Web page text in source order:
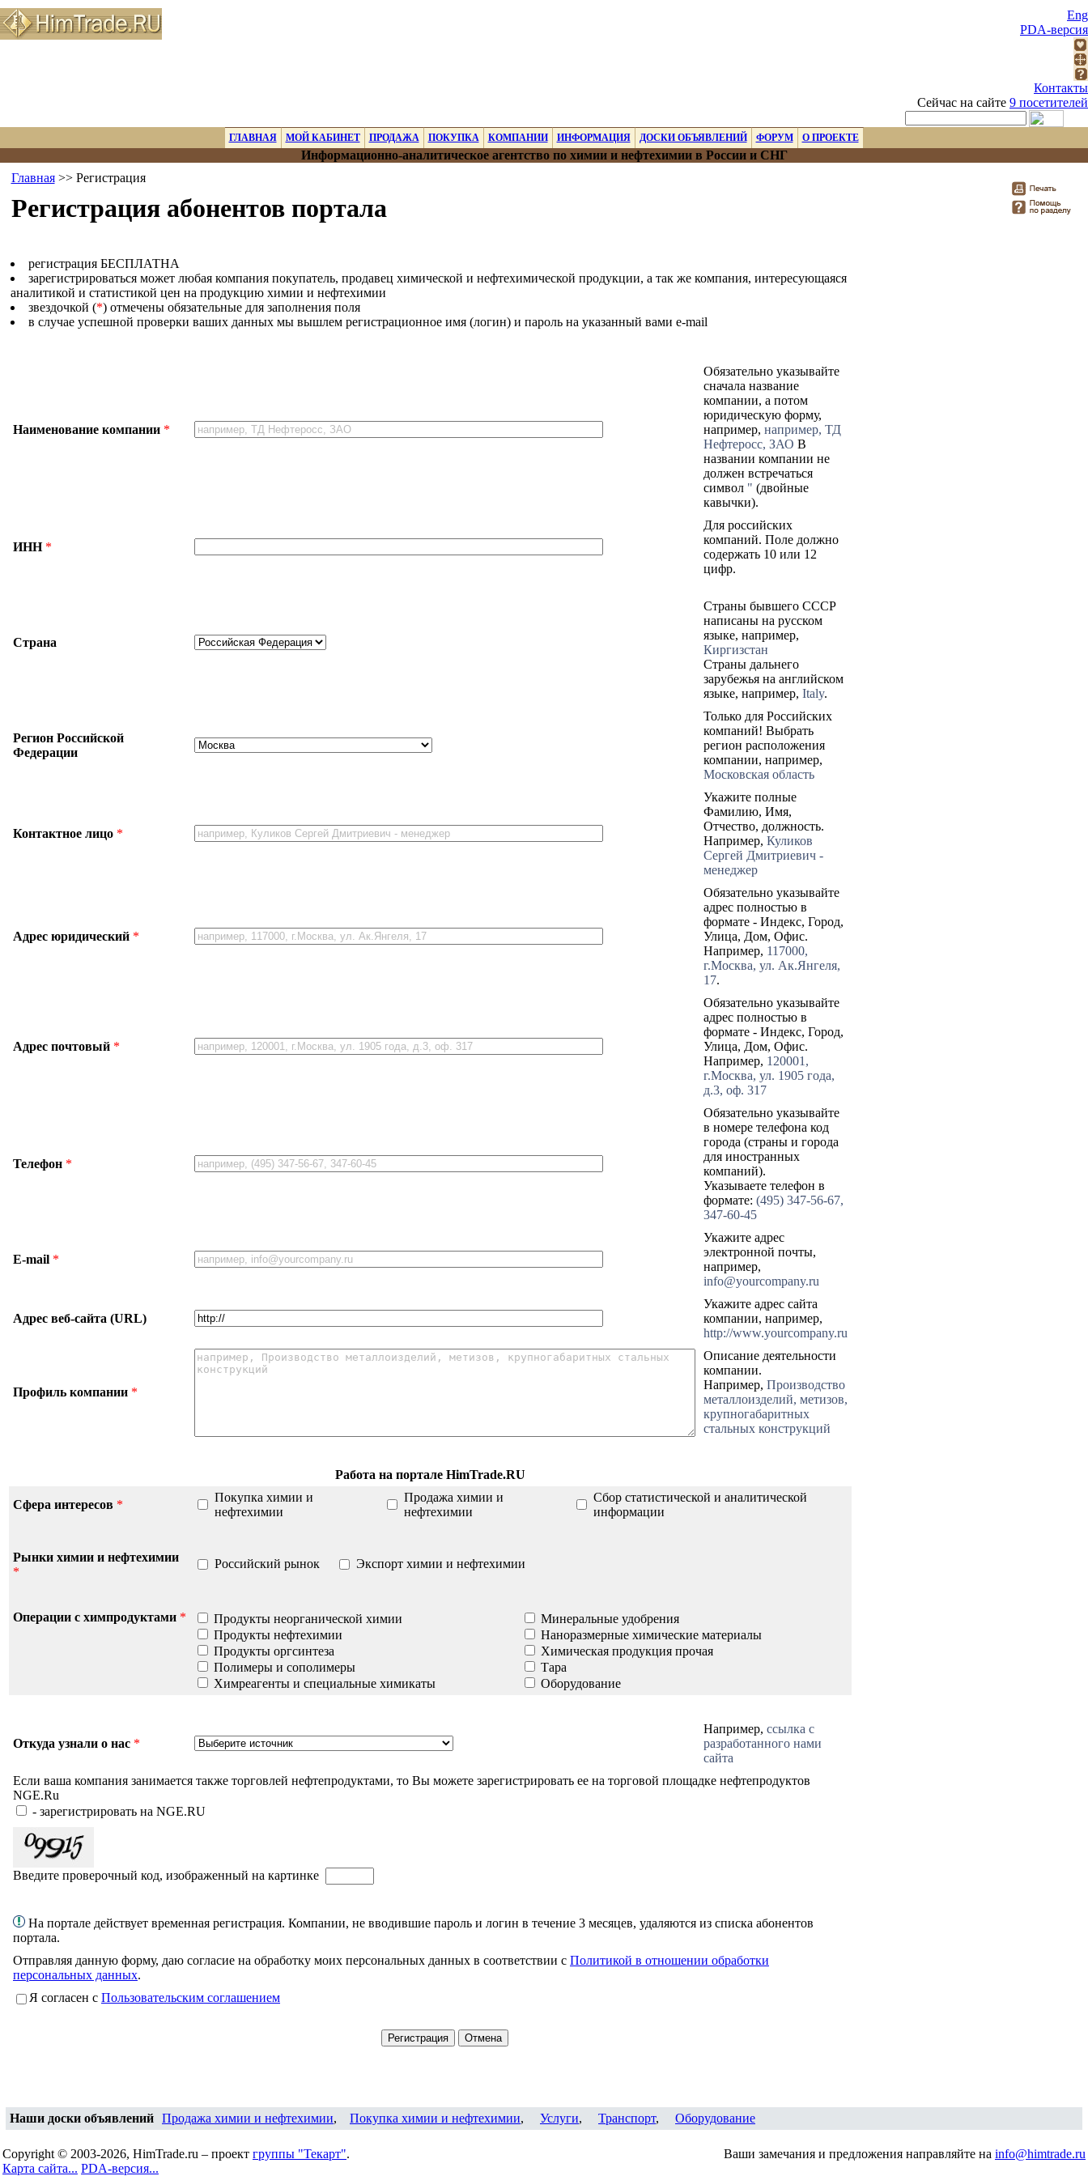
Eng
PDA-версия
Контакты
Сейчас на сайте 9 посетителей
ГЛАВНАЯ МОЙ КАБИНЕТ ПРОДАЖА ПОКУПКА КОМПАНИИ ИНФОРМАЦИЯ ДОСКИ ОБЪЯВЛЕНИЙ ФОРУМ О ПРОЕКТЕ
Информационно-аналитическое агентство по химии и нефтехимии в России и СНГ
Главная>> Регистрация
Регистрация абонентов портала
регистрация БЕСПЛАТНА
зарегистрироваться может любая компания покупатель, продавец химической и нефтехимической продукции, а так же компания, интересующаяся
аналитикой и статистикой цен на продукцию химии и нефтехимии
звездочкой (*) отмечены обязательные для заполнения поля
в случае успешной проверки ваших данных мы вышлем регистрационное имя (логин) и пароль на указанный вами e-mail
Наименование компании *
Обязательно указывайте
сначала название
компании, а потом
юридическую форму,
например, например, ТД
Нефтеросс, ЗАО В
названии компании не
должен встречаться
символ " (двойные
кавычки).
ИНН *
Для российских
компаний. Поле должно
содержать 10 или 12
цифр.
Страна
Страны бывшего СССР
написаны на русском
языке, например,
Киргизстан
Cтраны дальнего
зарубежья на английском
языке, например, Italy.
Регион Российской
Федерации
Только для Российских
компаний! Выбрать
регион расположения
компании, например,
Московская область
Контактное лицо *
Укажите полные
Фамилию, Имя,
Отчество, должность.
Например, Куликов
Сергей Дмитриевич -
менеджер
Адрес юридический *
Обязательно указывайте
адрес полностью в
формате - Индекс, Город,
Улица, Дом, Офис.
Например, 117000,
г.Москва, ул. Ак.Янгеля,
17.
Адрес почтовый *
Обязательно указывайте
адрес полностью в
формате - Индекс, Город,
Улица, Дом, Офис.
Например, 120001,
г.Москва, ул. 1905 года,
д.3, оф. 317
Телефон *
Обязательно указывайте
в номере телефона код
города (страны и города
для иностранных
компаний).
Указываете телефон в
формате: (495) 347-56-67,
347-60-45
E-mail *
Укажите адрес
электронной почты,
например,
info@yourcompany.ru
Адрес веб-сайта (URL)
Укажите адрес сайта
компании, например,
http://www.yourcompany.ru
Профиль компании *
Описание деятельности
компании.
Например, Производство
металлоизделий, метизов,
крупногабаритных
стальных конструкций
Работа на портале HimTrade.RU
Сфера интересов *
Покупка химии и
нефтехимии
Продажа химии и
нефтехимии
Сбор статистической и аналитической
информации
Рынки химии и нефтехимии
*
Российский рынок Экспорт химии и нефтехимии
Операции c химпродуктами *
Продукты неорганической химии
Продукты нефтехимии
Продукты оргсинтеза
Полимеры и сополимеры
Химреагенты и специальные химикаты
Минеральные удобрения
Наноразмерные химические материалы
Химическая продукция прочая
Тара
Оборудование
Откуда узнали о нас *
Например, ссылка с
разработанного нами
сайта
Если ваша компания занимается также торговлей нефтепродуктами, то Вы можете зарегистрировать ее на торговой площадке нефтепродуктов
NGE.Ru
- зарегистрировать на NGE.RU
Введите проверочный код, изображенный на картинке
На портале действует временная регистрация. Компании, не вводившие пароль и логин в течение 3 месяцев, удаляются из списка абонентов
портала.
Отправляя данную форму, даю согласие на обработку моих персональных данных в соответствии с Политикой в отношении обработки
персональных данных.
Я согласен с Пользовательским соглашением
Наши доски объявлений Продажа химии и нефтехимии, Покупка химии и нефтехимии, Услуги, Транспорт, Оборудование
Copyright © 2003-2026, HimTrade.ru – проект группы "Текарт".
Карта сайта... PDA-версия...
Ваши замечания и предложения направляйте на info@himtrade.ru